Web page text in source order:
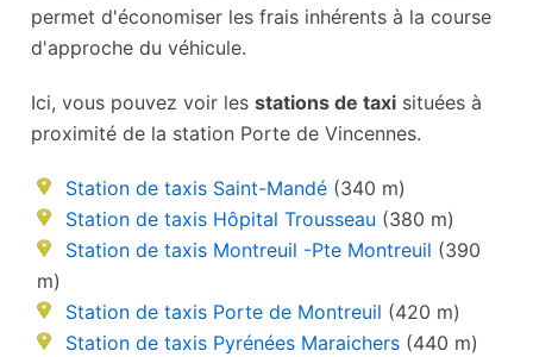
permet d'économiser les frais inhérents à la course
d'approche du véhicule.
Ici, vous pouvez voir lesstations de taxi situées à
proximité de la station Porte de Vincennes.
Station de taxis Saint-Mandé (340 m)
Station de taxis Hôpital Trousseau (380 m)
Station de taxis Montreuil -Pte Montreuil (390
m)
Station de taxis Porte de Montreuil (420 m)
Station de taxis Pyrénées Maraichers (440 m)